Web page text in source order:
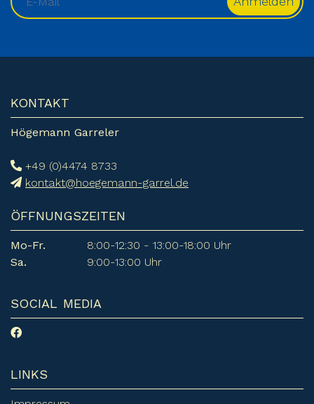
KONTAKT
Högemann Garreler
+49 (0)4474 8733
kontakt@hoegemann-garrel.de
ÖFFNUNGSZEITEN
Mo-Fr.
8:00-12:30 - 13:00-18:00 Uhr
Sa.
9:00-13:00 Uhr
SOCIAL MEDIA
LINKS